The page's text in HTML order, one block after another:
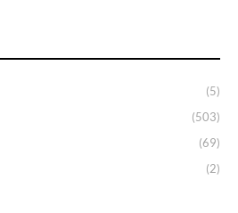
(5)
(503)
(69)
(2)